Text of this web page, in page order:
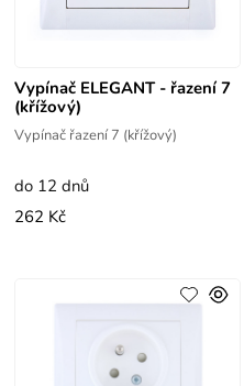
Vypínač ELEGANT - řazení 7
(křížový)
Vypínač řazení 7 (křížový)
do 12 dnů
262 Kč